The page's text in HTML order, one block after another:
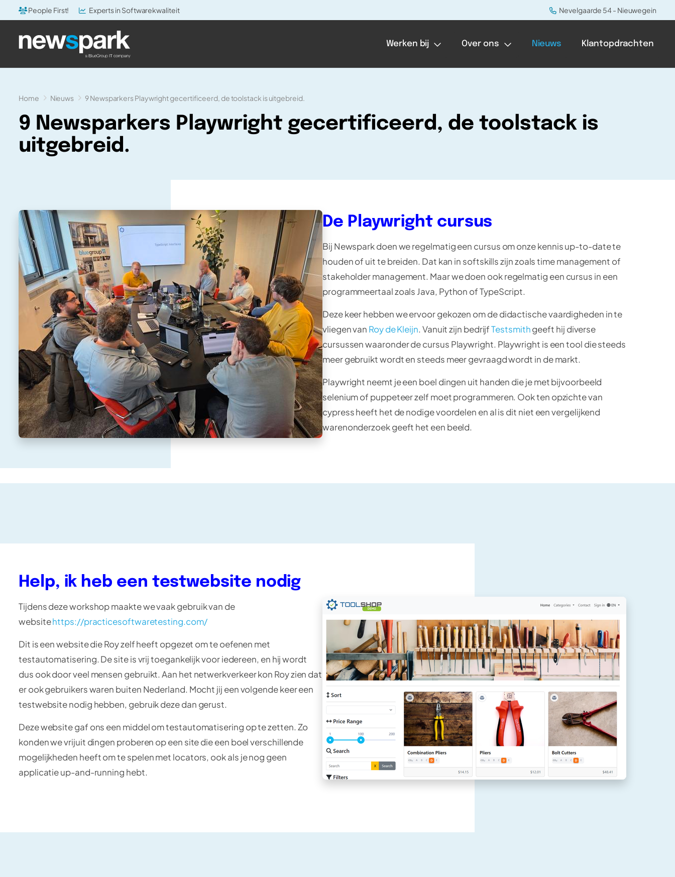
Home Nieuws 9 Newsparkers Playwright gecertificeerd, de toolstack is uitgebreid.
9 Newsparkers Playwright gecertificeerd, de toolstack is
uitgebreid.
De Playwright cursus
Bij Newspark doen we regelmatig een cursus om onze kennis up-to-date te
houden of uit te breiden. Dat kan in softskills zijn zoals time management of
stakeholder management. Maar we doen ook regelmatig een cursus in een
programmeertaal zoals Java, Python of TypeScript.
Deze keer hebben we ervoor gekozen om de didactische vaardigheden in te
vliegen van Roy de Kleijn. Vanuit zijn bedrijfTestsmithgeeft hij diverse
cursussen waaronder de cursus Playwright. Playwright is een tool die steeds
meer gebruikt wordt en steeds meer gevraagd wordt in de markt.
Playwright neemt je een boel dingen uit handen die je met bijvoorbeeld
selenium of puppeteer zelf moet programmeren. Ook ten opzichte van
cypress heeft het de nodige voordelen en al is dit niet een vergelijkend
warenonderzoek geeft het een beeld.
Help, ik heb een testwebsite nodig
Tijdens deze workshop maakte we vaak gebruik van de
websitehttps://practicesoftwaretesting.com/
Dit is een website die Roy zelf heeft opgezet om te oefenen met
testautomatisering. De site is vrij toegankelijk voor iedereen, en hij wordt
dus ook door veel mensen gebruikt. Aan het netwerkverkeer kon Roy zien dat
er ook gebruikers waren buiten Nederland. Mocht jij een volgende keer een
testwebsite nodig hebben, gebruik deze dan gerust.
Deze website gaf ons een middel om testautomatisering op te zetten. Zo
konden we vrijuit dingen proberen op een site die een boel verschillende
mogelijkheden heeft om te spelen met locators, ook als je nog geen
applicatie up-and-running hebt.
People First! Experts in Softwarekwaliteit Nevelgaarde 54 - Nieuwegein
Werken bij Over ons Nieuws Klantopdrachten